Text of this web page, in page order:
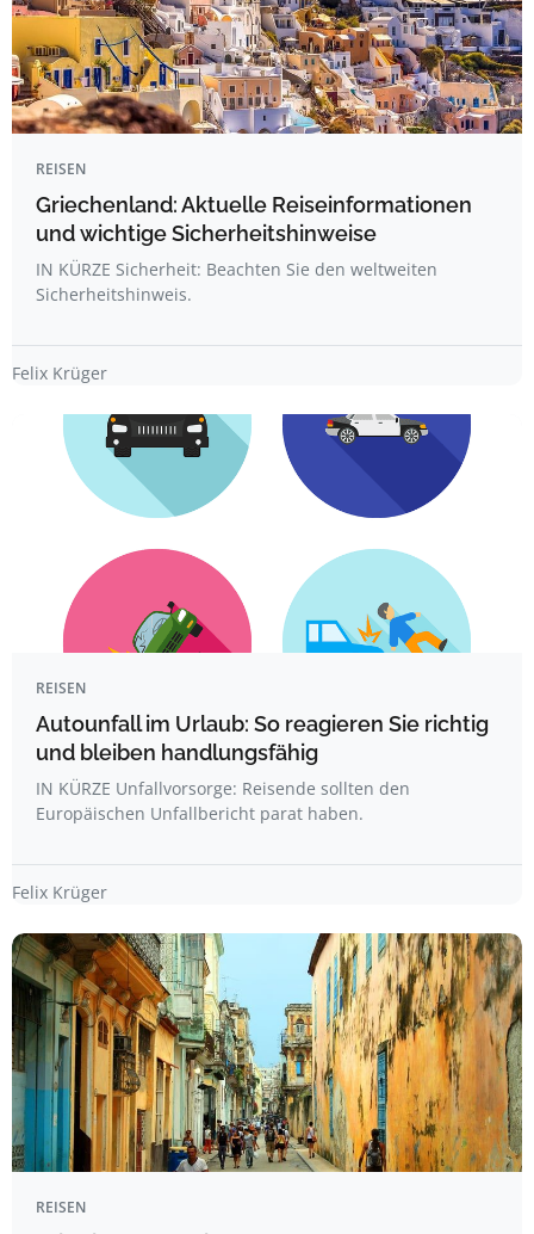
REISEN
Griechenland: Aktuelle Reiseinformationen
und wichtige Sicherheitshinweise
IN KÜRZE Sicherheit: Beachten Sie den weltweiten
Sicherheitshinweis.
Felix Krüger
REISEN
Autounfall im Urlaub: So reagieren Sie richtig
und bleiben handlungsfähig
IN KÜRZE Unfallvorsorge: Reisende sollten den
Europäischen Unfallbericht parat haben.
Felix Krüger
REISEN